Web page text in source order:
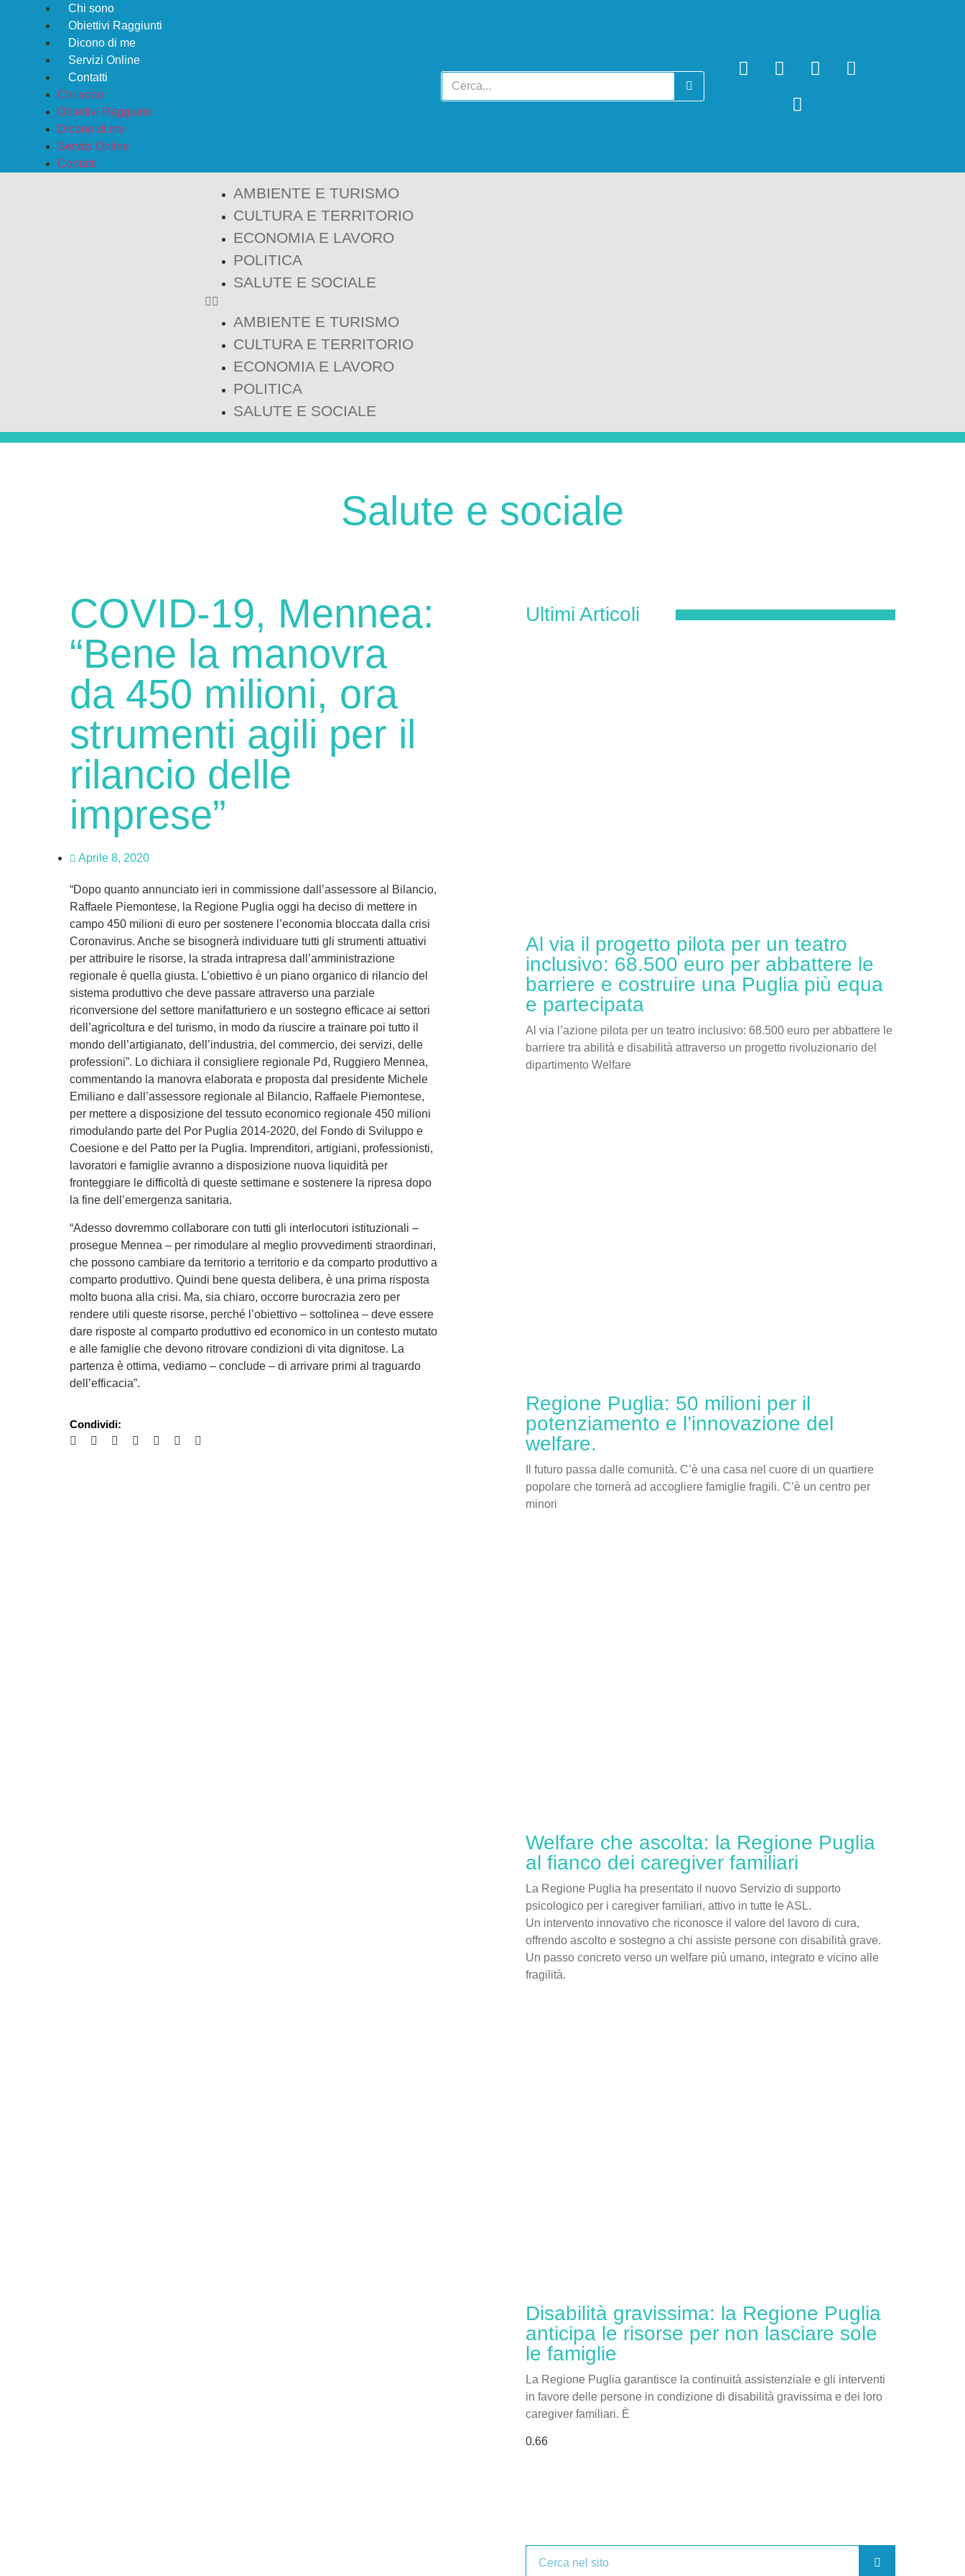
Chi sono
Obiettivi Raggiunti
Dicono di me
Servizi Online
Contatti
Chi sono
Obiettivi Raggiunti
Dicono di me
Servizi Online
Contatti
AMBIENTE E TURISMO
CULTURA E TERRITORIO
ECONOMIA E LAVORO
POLITICA
SALUTE E SOCIALE
AMBIENTE E TURISMO
CULTURA E TERRITORIO
ECONOMIA E LAVORO
POLITICA
SALUTE E SOCIALE
Salute e sociale
COVID-19, Mennea:
“Bene la manovra
da 450 milioni, ora
strumenti agili per il
rilancio delle
imprese”
Aprile 8, 2020
“Dopo quanto annunciato ieri in commissione dall’assessore al Bilancio,
Raffaele Piemontese, la Regione Puglia oggi ha deciso di mettere in
campo 450 milioni di euro per sostenere l’economia bloccata dalla crisi
Coronavirus. Anche se bisognerà individuare tutti gli strumenti attuativi
per attribuire le risorse, la strada intrapresa dall’amministrazione
regionale è quella giusta. L’obiettivo è un piano organico di rilancio del
sistema produttivo che deve passare attraverso una parziale
riconversione del settore manifatturiero e un sostegno efficace ai settori
dell’agricoltura e del turismo, in modo da riuscire a trainare poi tutto il
mondo dell’artigianato, dell’industria, del commercio, dei servizi, delle
professioni”. Lo dichiara il consigliere regionale Pd, Ruggiero Mennea,
commentando la manovra elaborata e proposta dal presidente Michele
Emiliano e dall’assessore regionale al Bilancio, Raffaele Piemontese,
per mettere a disposizione del tessuto economico regionale 450 milioni
rimodulando parte del Por Puglia 2014-2020, del Fondo di Sviluppo e
Coesione e del Patto per la Puglia. Imprenditori, artigiani, professionisti,
lavoratori e famiglie avranno a disposizione nuova liquidità per
fronteggiare le difficoltà di queste settimane e sostenere la ripresa dopo
la fine dell’emergenza sanitaria.
“Adesso dovremmo collaborare con tutti gli interlocutori istituzionali –
prosegue Mennea – per rimodulare al meglio provvedimenti straordinari,
che possono cambiare da territorio a territorio e da comparto produttivo a
comparto produttivo. Quindi bene questa delibera, è una prima risposta
molto buona alla crisi. Ma, sia chiaro, occorre burocrazia zero per
rendere utili queste risorse, perché l’obiettivo – sottolinea – deve essere
dare risposte al comparto produttivo ed economico in un contesto mutato
e alle famiglie che devono ritrovare condizioni di vita dignitose. La
partenza è ottima, vediamo – conclude – di arrivare primi al traguardo
dell’efficacia”.
Condividi:
Ultimi Articoli
Al via il progetto pilota per un teatro
inclusivo: 68.500 euro per abbattere le
barriere e costruire una Puglia più equa
e partecipata
Al via l’azione pilota per un teatro inclusivo: 68.500 euro per abbattere le
barriere tra abilità e disabilità attraverso un progetto rivoluzionario del
dipartimento Welfare
Regione Puglia: 50 milioni per il
potenziamento e l’innovazione del
welfare.
Il futuro passa dalle comunità. C’è una casa nel cuore di un quartiere
popolare che tornerà ad accogliere famiglie fragili. C’è un centro per
minori
Welfare che ascolta: la Regione Puglia
al fianco dei caregiver familiari
La Regione Puglia ha presentato il nuovo Servizio di supporto
psicologico per i caregiver familiari, attivo in tutte le ASL.
Un intervento innovativo che riconosce il valore del lavoro di cura,
offrendo ascolto e sostegno a chi assiste persone con disabilità grave.
Un passo concreto verso un welfare più umano, integrato e vicino alle
fragilità.
Disabilità gravissima: la Regione Puglia
anticipa le risorse per non lasciare sole
le famiglie
La Regione Puglia garantisce la continuità assistenziale e gli interventi
in favore delle persone in condizione di disabilità gravissima e dei loro
caregiver familiari. È